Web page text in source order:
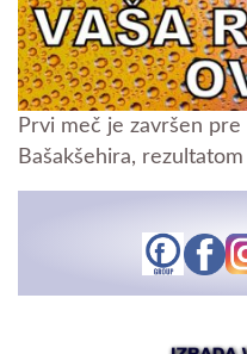
Prvi meč je završen
Bašakšehira, rezultatom